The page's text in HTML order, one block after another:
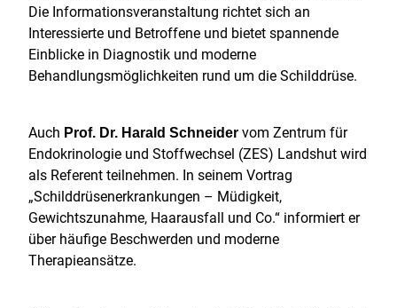
Die Informationsveranstaltung richtet sich an
Interessierte und Betroffene und bietet spannende
Einblicke in Diagnostik und moderne
Behandlungsmöglichkeiten rund um die Schilddrüse.
Auch Prof. Dr. Harald Schneider vom Zentrum für
Endokrinologie und Stoffwechsel (ZES) Landshut wird
als Referent teilnehmen. In seinem Vortrag
„Schilddrüsenerkrankungen – Müdigkeit,
Gewichtszunahme, Haarausfall und Co.“ informiert er
über häufige Beschwerden und moderne
Therapieansätze.